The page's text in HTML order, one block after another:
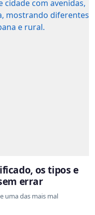
os tipos e
errar
uma das mais mal